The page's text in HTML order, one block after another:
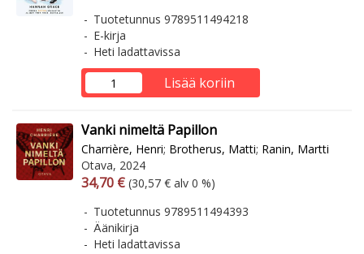
Tuotetunnus 9789511494218
E-kirja
Heti ladattavissa
Lisää koriin
Vanki nimeltä Papillon
Charrière, Henri; Brotherus, Matti; Ranin, Martti
Otava, 2024
Arvonlisäverollinen hinta
34,70 € Arvonlisäveroton hinta
(30,57 € alv 0 %)
Tuotetunnus 9789511494393
Äänikirja
Heti ladattavissa